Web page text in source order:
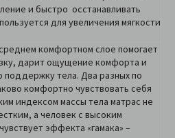
и быстро осстанавливать
для увеличения мягкости
комфортном слое помогает
дарит ощущение комфорта и
поддержку тела. Два разных по
комфортно чувствовать себя
индексом массы тела матрас не
а человек с высоким
эффекта «гамака» –